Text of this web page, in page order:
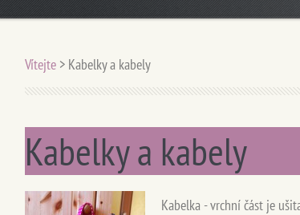
Vítejte > Kabelky a kabely
Kabelky a kabely
Kabelka - vrchní část je